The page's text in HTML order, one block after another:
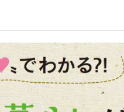
フェア2025 in 大阪 2025年